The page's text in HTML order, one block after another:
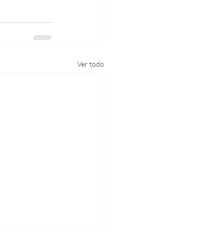
Ver todo